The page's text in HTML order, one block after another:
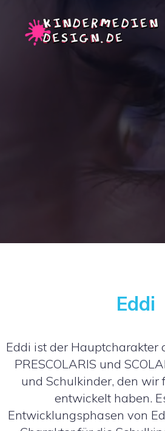
Eddi
Eddi ist der Hauptcharakter
PRESCOLARIS und
und Schulkinder, den wir
entwickelt haben.
Entwicklungsphasen von